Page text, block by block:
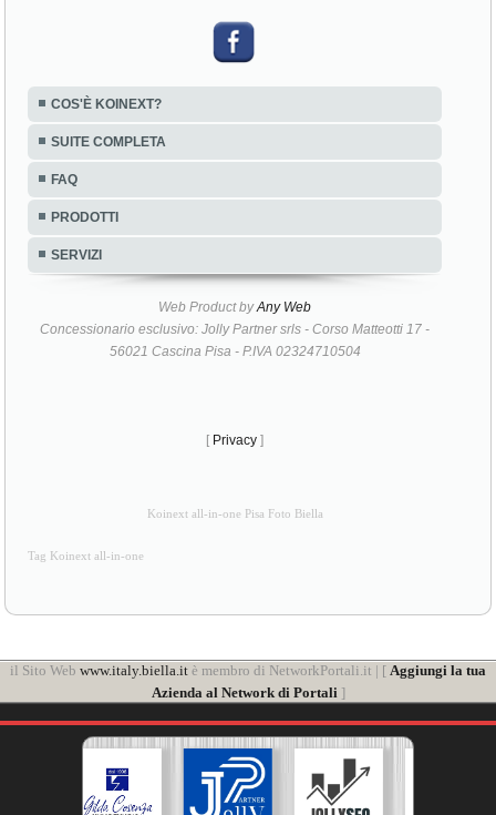
COS'È KOINEXT?
SUITE COMPLETA
FAQ
PRODOTTI
SERVIZI
Web Product byAny Web
Concessionario esclusivo: Jolly Partner srls - Corso Matteotti 17 -
56021 Cascina Pisa - P.IVA 02324710504
[ Privacy ]
Koinext all-in-one Pisa Foto Biella
Tag Koinext all-in-one
il Sito Web www.italy.biella.it è membro di NetworkPortali.it | [ Aggiungi la tua
Azienda al Network di Portali]